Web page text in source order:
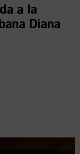
a la
Diana